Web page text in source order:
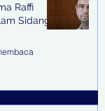
Raffi
Sidang